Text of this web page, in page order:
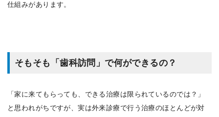
仕組みがあります。
そもそも「歯科訪問」で何ができるの？
「家に来てもらっても、できる治療は限られているのでは？」
と思われがちですが、実は外来診療で行う治療のほとんどが対